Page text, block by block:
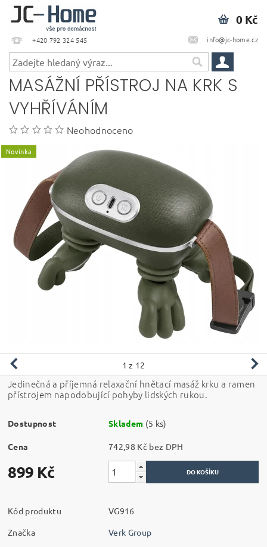
+420 792 324 545 info@jc-home.cz
0 Kč
MASÁŽNÍ PŘÍSTROJ NA KRK S
VYHŘÍVÁNÍM
Neohodnoceno
Novinka
1 z 12
Jedinečná a příjemná relaxační hnětací masáž krku a ramen
přístrojem napodobující pohyby lidských rukou.
Dostupnost Skladem (5 ks)
Cena 742,98 Kč bez DPH
899 Kč
Kód produktu
VG916
Značka
Verk Group